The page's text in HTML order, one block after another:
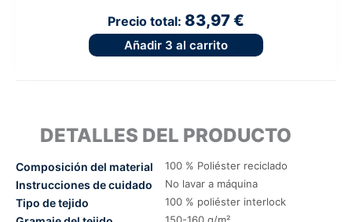
Precio total: 83,97 €
Añadir 3 al carrito
DETALLES DEL PRODUCTO
Composición del material 100 % Poliéster reciclado
Instrucciones de cuidado No lavar a máquina
Tipo de tejido 100 % poliéster interlock